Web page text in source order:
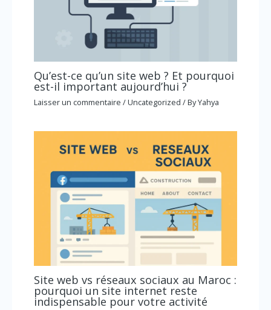
Qu’est-ce qu’un site web ? Et pourquoi
est-il important aujourd’hui ?
Laisser un commentaire /Uncategorized / ByYahya
Site web vs réseaux sociaux au Maroc :
pourquoi un site internet reste
indispensable pour votre activité